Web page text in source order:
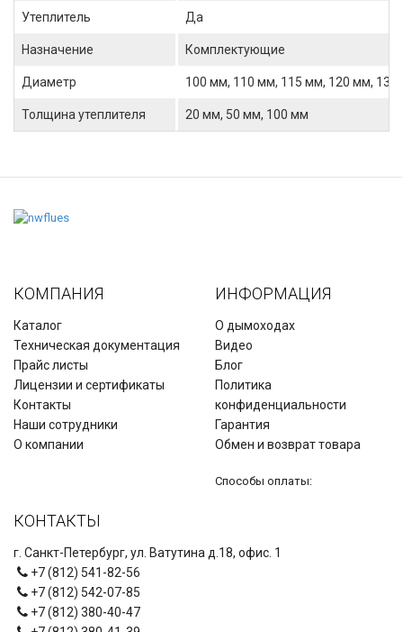
Утеплитель Да
Назначение Комплектующие
Диаметр 100 мм, 110 мм, 115 мм, 120 мм,
Толщина утеплителя 20 мм, 50 мм, 100 мм
КОМПАНИЯ
Каталог
Техническая документация
Прайс листы
Лицензии и сертификаты
Контакты
Наши сотрудники
О компании
ИНФОРМАЦИЯ
О дымоходах
Видео
Блог
Политика
конфиденциальности
Гарантия
Обмен и возврат товара
Способы оплаты:
КОНТАКТЫ
г. Санкт-Петербург, ул. Ватутина д.18, офис. 1
+7 (812) 541-82-56
+7 (812) 542-07-85
+7 (812) 380-40-47